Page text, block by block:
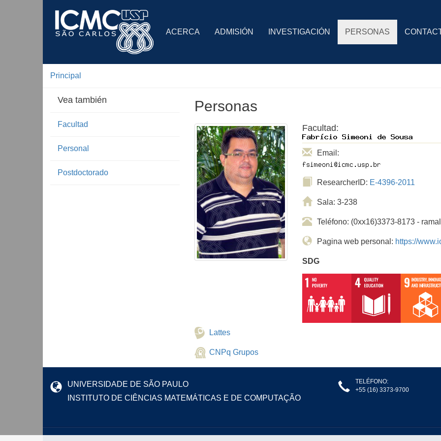
ACERCA ADMISIÓN INVESTIGACIÓN PERSONAS
Principal
Vea también
Facultad
Personal
Postdoctorado
Personas
Facultad:
Email:
ResearcherID: E-4396-2011
Sala: 3-238
Teléfono: (0xx16)3373-8173 -
Pagina web personal: https://
SDG
Lattes
CNPq Grupos
UNIVERSIDADE DE SÃO PAULO
INSTITUTO DE CIÊNCIAS MATEMÁTICAS E DE COMPUTAÇÃO
TELÉFONO:
+55 (16) 3373-9700